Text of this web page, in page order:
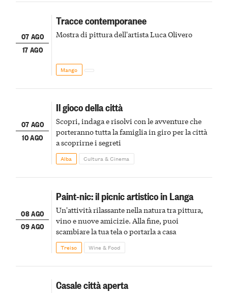
07 AGO
17 AGO
Tracce contemporanee
Mostra di pittura dell'artista Luca Olivero
Mango
07 AGO
10 AGO
Il gioco della città
Scopri, indaga e risolvi con le avventure che
porteranno tutta la famiglia in giro per la città
a scoprirne i segreti
Alba Cultura & Cinema
08 AGO
09 AGO
Paint-nic: il picnic artistico in Langa
Un'attività rilassante nella natura tra pittura,
vino e nuove amicizie. Alla fine, puoi
scambiare la tua tela o portarla a casa
Treiso Wine & Food
Casale città aperta